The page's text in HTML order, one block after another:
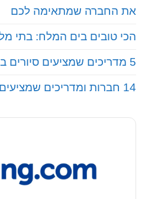
את החברה שמתאימה לכם
הכי טובים בים המלח: בתי מלון
5 מדריכים שמציעים סיורים בעברית בוורשה ובפולין
14 חברות ומדריכים שמציעים סיור בברלין בעברית